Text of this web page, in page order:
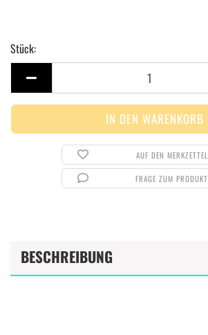
Stück:
Stück
AUF DEN MERKZETTEL
FRAGE ZUM PRODUKT
BESCHREIBUNG